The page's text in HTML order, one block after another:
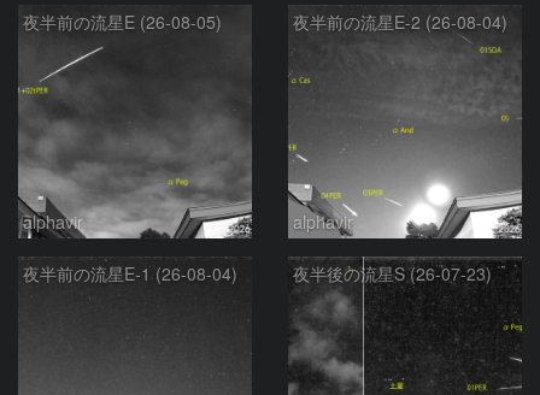
夜半前の流星E (26-08-05)
alphavir
夜半前の流星E-2 (26-08-04)
alphavir
夜半前の流星E-1 (26-08-04) 夜半後の流星S (26-07-23)